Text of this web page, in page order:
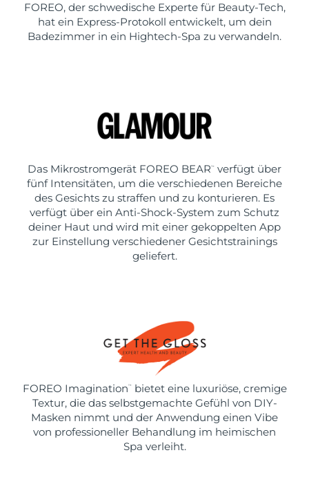
FOREO, der schwedische Experte für Beauty-Tech,
hat ein Express-Protokoll entwickelt, um dein
Badezimmer in ein Hightech-Spa zu verwandeln.
Das Mikrostromgerät FOREO BEAR ™
verfügt über
fünf Intensitäten, um die verschiedenen Bereiche
des Gesichts zu straffen und zu konturieren. Es
verfügt über ein Anti-Shock-System zum Schutz
deiner Haut und wird mit einer gekoppelten App
zur Einstellung verschiedener Gesichtstrainings
geliefert.
FOREO Imagination ™
bietet eine luxuriöse, cremige
Textur, die das selbstgemachte Gefühl von DIY-
Masken nimmt und der Anwendung einen Vibe
von professioneller Behandlung im heimischen
Spa verleiht.